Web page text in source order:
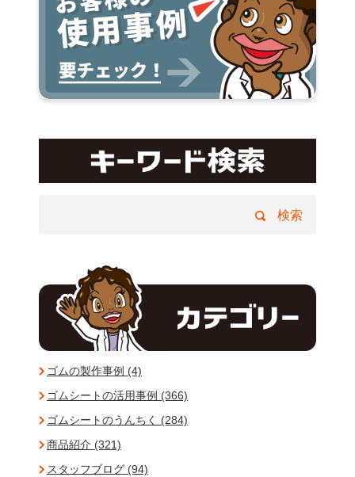
ゴムの製作事例 (4)
ゴムシートの活用事例 (366)
ゴムシートのうんちく (284)
商品紹介 (321)
スタッフブログ (94)